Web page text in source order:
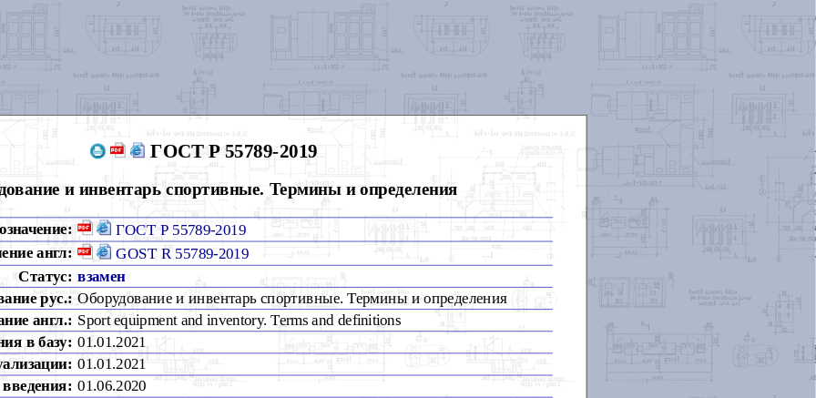
ГОСТ Р 55789-2019
и инвентарь спортивные. Термины и определения
ГОСТ Р 55789-2019
англ: GOST R 55789-2019
Статус: взамен
рус.: Оборудование и инвентарь спортивные. Термины и определения
англ.: Sport equipment and inventory. Terms and definitions
в базу: 01.01.2021
01.01.2021
01.06.2020